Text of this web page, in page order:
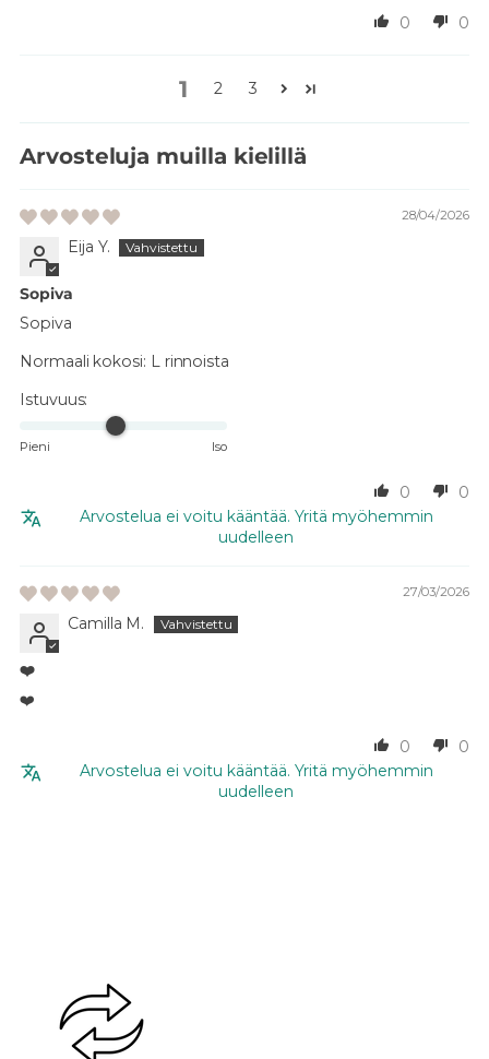
0 0
1 2 3
Arvosteluja muilla kielillä
28/04/2026
Eija Y.
Sopiva
Sopiva
Normaali kokosi: L rinnoista
Istuvuus:
Pieni Iso
0
0
Arvostelua ei voitu kääntää. Yritä myöhemmin
uudelleen
27/03/2026
Camilla M.
❤️
❤️
0
0
Arvostelua ei voitu kääntää. Yritä myöhemmin
uudelleen